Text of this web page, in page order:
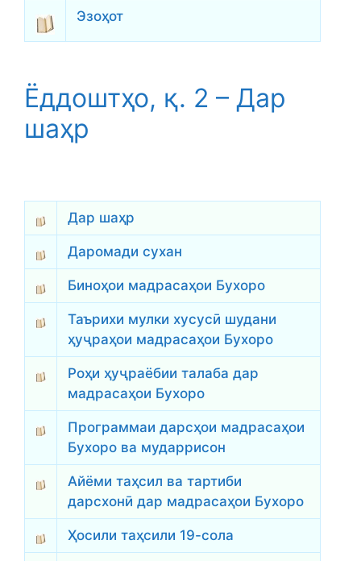
Эзоҳот
Ёддоштҳо, қ. 2 – Дар
шаҳр
Дар шаҳр
Даромади сухан
Биноҳои мадрасаҳои Бухоро
Таърихи мулки хусусӣ шудани
ҳуҷраҳои мадрасаҳои Бухоро
Роҳи ҳуҷраёбии талаба дар
мадрасаҳои Бухоро
Программаи дарсҳои мадрасаҳои
Бухоро ва мударрисон
Айёми таҳсил ва тартиби
дарсхонӣ дар мадрасаҳои Бухоро
Ҳосили таҳсили 19-сола